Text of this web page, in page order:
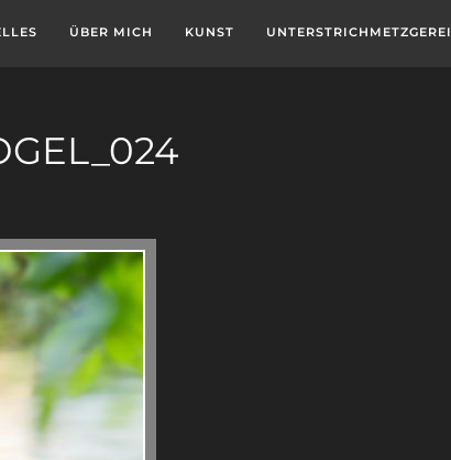
ÜBER MICH KUNST UNTERSTRICHMETZGEREI